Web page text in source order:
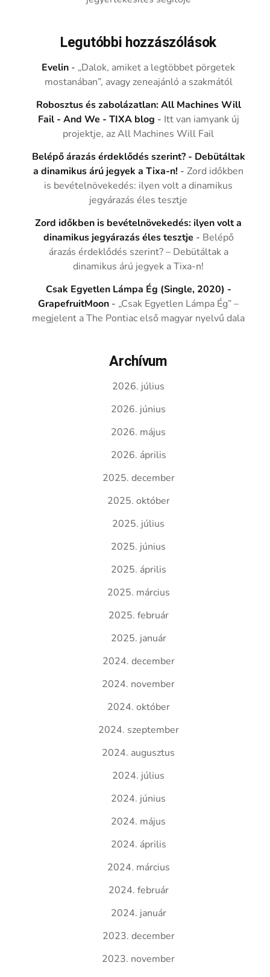
Legutóbbi hozzászólások
Evelin - „Dalok, amiket a legtöbbet pörgetek
mostanában”, avagy zeneajánló a szakmától
Robosztus és zabolázatlan: All Machines Will
Fail - And We - TIXA blog - Itt van iamyank új
projektje, az All Machines Will Fail
Belépő árazás érdeklődés szerint? - Debütáltak
a dinamikus árú jegyek a Tixa-n! -Zord időkben
is bevételnövekedés: ilyen volt a dinamikus
jegyárazás éles tesztje
Zord időkben is bevételnövekedés: ilyen volt a
dinamikus jegyárazás éles tesztje - Belépő
árazás érdeklődés szerint? – Debütáltak a
dinamikus árú jegyek a Tixa-n!
Csak Egyetlen Lámpa Ég (Single, 2020) -
GrapefruitMoon - „Csak Egyetlen Lámpa Ég” –
megjelent a The Pontiac első magyar nyelvű dala
Archívum
2026. július
2026. június
2026. május
2026. április
2025. december
2025. október
2025. július
2025. június
2025. április
2025. március
2025. február
2025. január
2024. december
2024. november
2024. október
2024. szeptember
2024. augusztus
2024. július
2024. június
2024. május
2024. április
2024. március
2024. február
2024. január
2023. december
2023. november